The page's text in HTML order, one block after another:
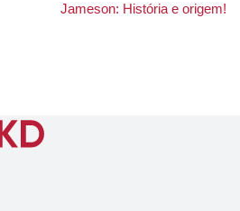
Jameson: História e origem!